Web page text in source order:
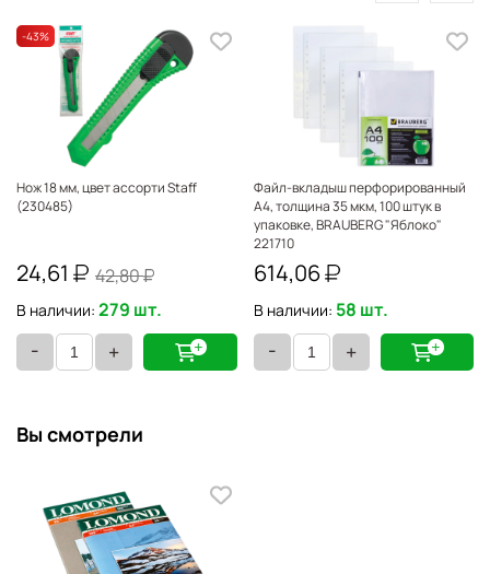
-43%
Нож 18 мм, цвет ассорти Staff
(230485)
24,61 42,80
В наличии: 279 шт.
- +
Файл-вкладыш перфорированный
А4, толщина 35 мкм, 100 штук в
упаковке, BRAUBERG "Яблоко"
221710
614,06
В наличии: 58 шт.
- +
Вы смотрели